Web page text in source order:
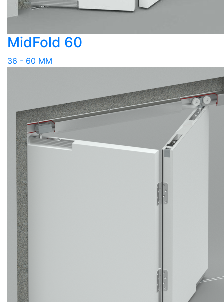
MidFold 60
36 - 60 MM